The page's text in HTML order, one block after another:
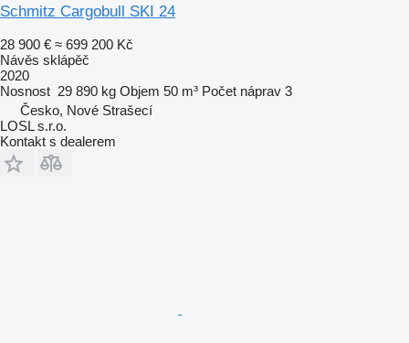
Schmitz Cargobull SKI 24
28 900 € ≈ 699 200 Kč
Návěs sklápěč
2020
Nosnost 29 890 kg Objem 50 m³ Počet náprav 3
Česko, Nové Strašecí
LOSL s.r.o.
Kontakt s dealerem